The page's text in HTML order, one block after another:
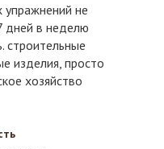
упражнений не
дней в неделю
строительные
изделия, просто
хозяйство